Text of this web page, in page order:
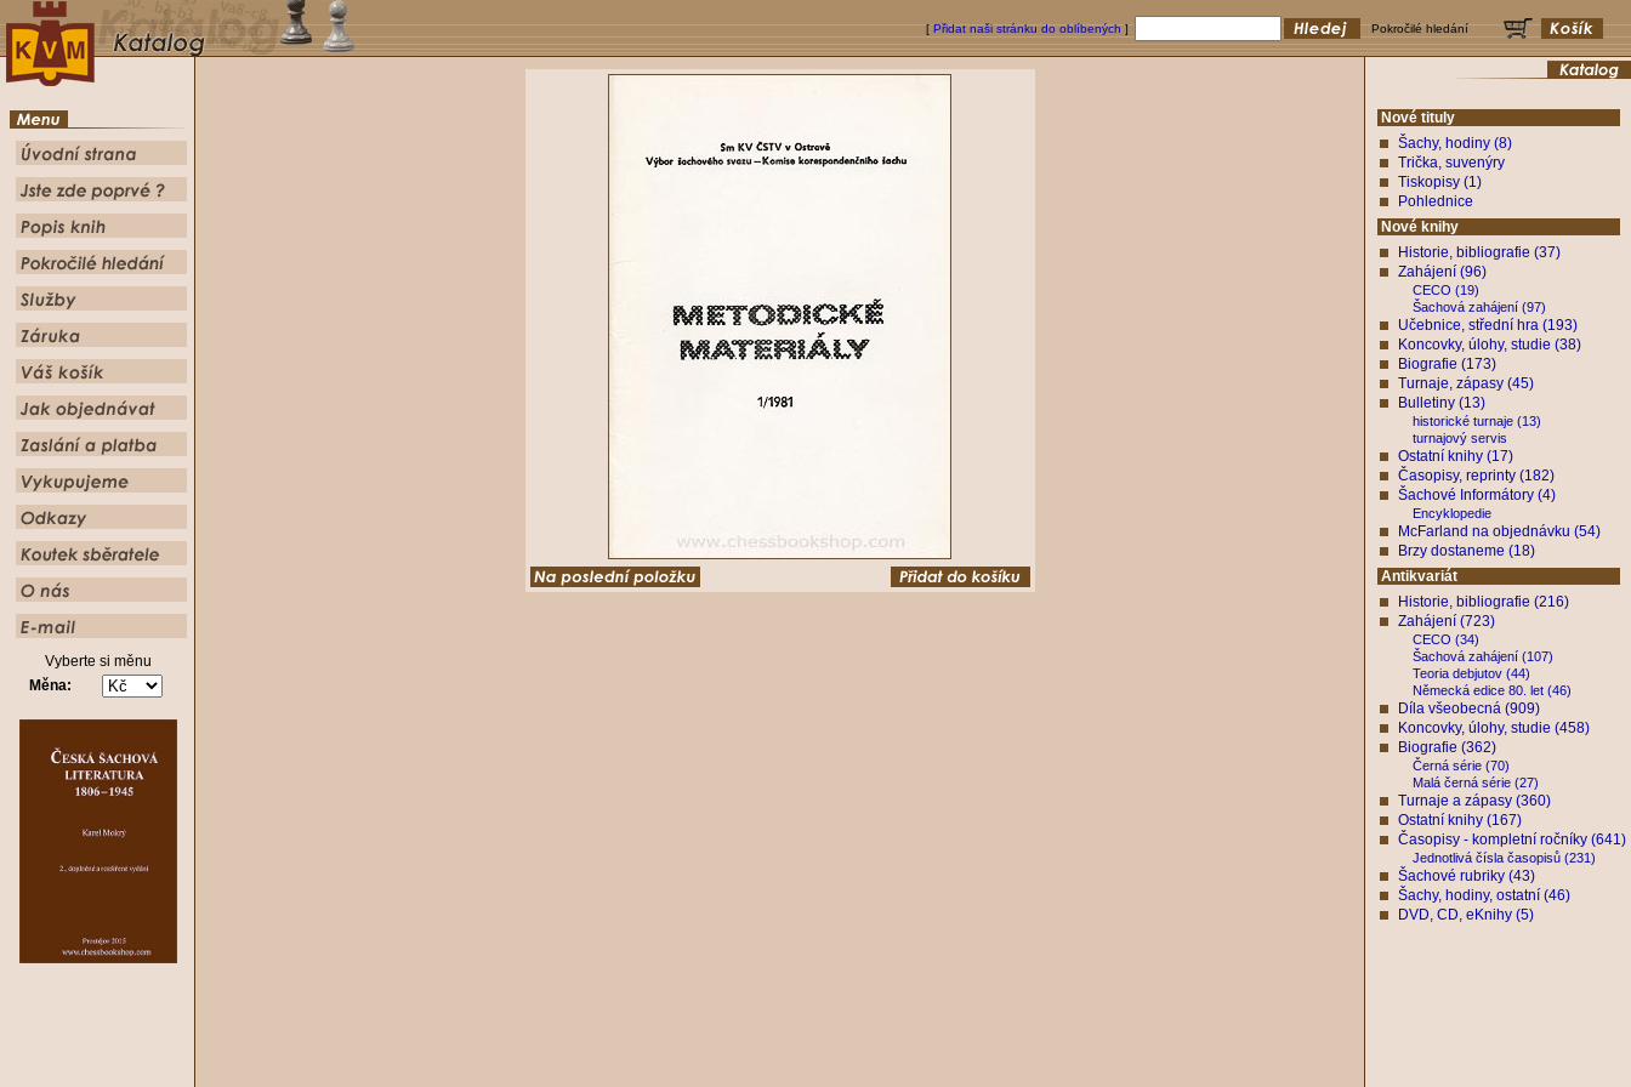
[ Přidat naši stránku do oblíbených ] Pokročilé hledání
Vyberte si měnu
Měna:
Nové tituly
Šachy, hodiny (8)
Trička, suvenýry
Tiskopisy (1)
Pohlednice
Nové knihy
Historie, bibliografie (37)
Zahájení (96)
CECO (19)
Šachová zahájení (97)
Učebnice, střední hra (193)
Koncovky, úlohy, studie (38)
Biografie (173)
Turnaje, zápasy (45)
Bulletiny (13)
historické turnaje (13)
turnajový servis
Ostatní knihy (17)
Časopisy, reprinty (182)
Šachové Informátory (4)
Encyklopedie
McFarland na objednávku (54)
Brzy dostaneme (18)
Antikvariát
Historie, bibliografie (216)
Zahájení (723)
CECO (34)
Šachová zahájení (107)
Teoria debjutov (44)
Německá edice 80. let (46)
Díla všeobecná (909)
Koncovky, úlohy, studie (458)
Biografie (362)
Černá série (70)
Malá černá série (27)
Turnaje a zápasy (360)
Ostatní knihy (167)
Časopisy - kompletní ročníky (641)
Jednotlivá čísla časopisů (231)
Šachové rubriky (43)
Šachy, hodiny, ostatní (46)
DVD, CD, eKnihy (5)